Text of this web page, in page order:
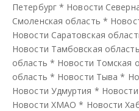
Петербург* Новости
Смоленская область *
Новости Саратовская
Новости Тамбовская область
область * Новости Томская
область * Новости Тыва *
Новости Удмуртия *
Новости ХМАО * Новости